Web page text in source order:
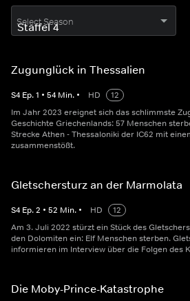
Select Season
Zugunglück in Thessalien
S4 Ep.1 • 54 Min. • HD
12
Im Jahr 2023 ereignet sich das schlimmste
Geschichte Griechenlands: 57 Menschen
Strecke Athen - Thessaloniki der IC62 mit
zusammenstößt.
Gletschersturz an der Marmolata
S4 Ep.2 • 52 Min. • HD
12
Am 3. Juli 2022 stürzt ein Stück des
den Dolomiten ein: Elf Menschen sterben.
informieren im Interview über die Folgen des
Die Moby-Prince-Katastrophe